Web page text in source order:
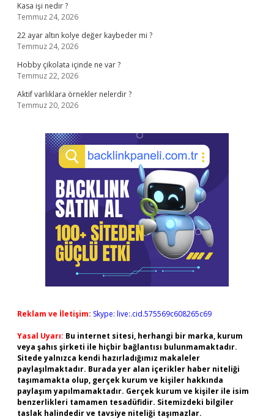
Kasa işi nedir ?
Temmuz 24, 2026
22 ayar altın kolye değer kaybeder mi ?
Temmuz 24, 2026
Hobby çikolata içinde ne var ?
Temmuz 22, 2026
Aktif varlıklara örnekler nelerdir ?
Temmuz 20, 2026
Reklam ve İletişim: Skype: live:.cid.575569c608265c69
Yasal Uyarı: Bu internet sitesi, herhangi bir marka, kurum
veya şahıs şirketi ile hiçbir bağlantısı bulunmamaktadır.
Sitede yalnızca kendi hazırladığımız makaleler
paylaşılmaktadır. Burada yer alan içerikler haber niteliği
taşımamakta olup, gerçek kurum ve kişiler hakkında
paylaşım yapılmamaktadır. Gerçek kurum ve kişiler ile isim
benzerlikleri tamamen tesadüfidir. Sitemizdeki bilgiler
taslak halindedir ve tavsiye niteliği taşımazlar.